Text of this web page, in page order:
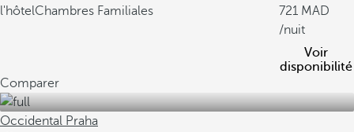
l'hôtelChambres Familiales
721
/nuit
Voir
disponibilité
Comparer
Occidental Praha